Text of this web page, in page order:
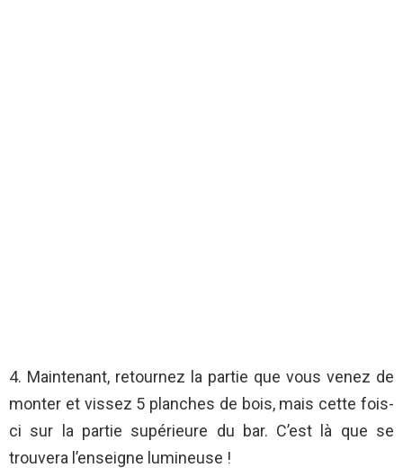
4. Maintenant, retournez la partie que vous venez de
monter et vissez 5 planches de bois, mais cette fois-
ci sur la partie supérieure du bar. C’est là que se
trouvera l’enseigne lumineuse !